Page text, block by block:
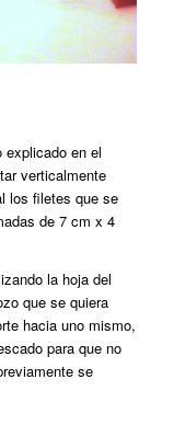
explicado en el
verticalmente
los filetes que se
de 7 cm x 4
la hoja del
que se quiera
hacia uno mismo,
para que no
se